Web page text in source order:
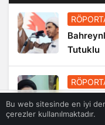
Tutuklu
Bu web sitesinde en iyi
çerezler kullanılmaktadır.
Anasayfa Akış